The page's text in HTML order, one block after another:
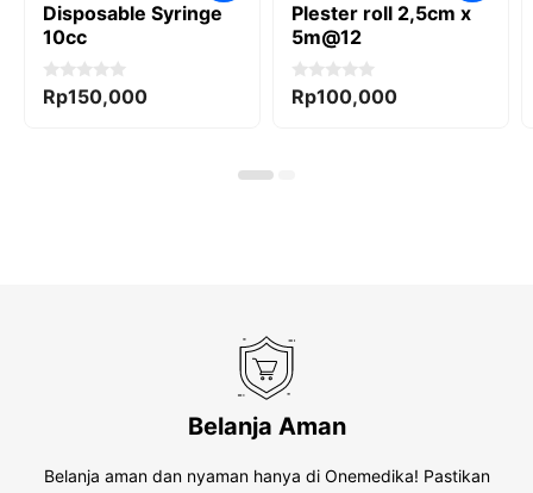
Disposable Syringe
10cc
0
o
Rp150,000
Plester roll 2,5cm x
5m@12
0
o
Rp100,000
Belanja Aman
Belanja aman dan nyaman hanya di Onemedika! Pastikan